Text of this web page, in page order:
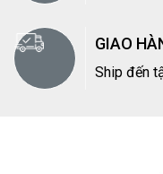
– Phương thức thanh
hàng.
Liên hệ
GIAO
Ship đến